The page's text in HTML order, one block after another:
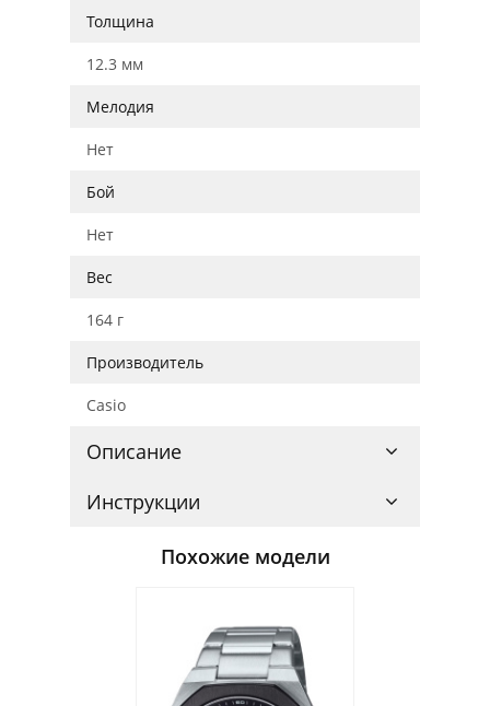
Толщина
12.3 мм
Мелодия
Нет
Бой
Нет
Вес
164 г
Производитель
Casio
Описание
Инструкции
Похожие модели